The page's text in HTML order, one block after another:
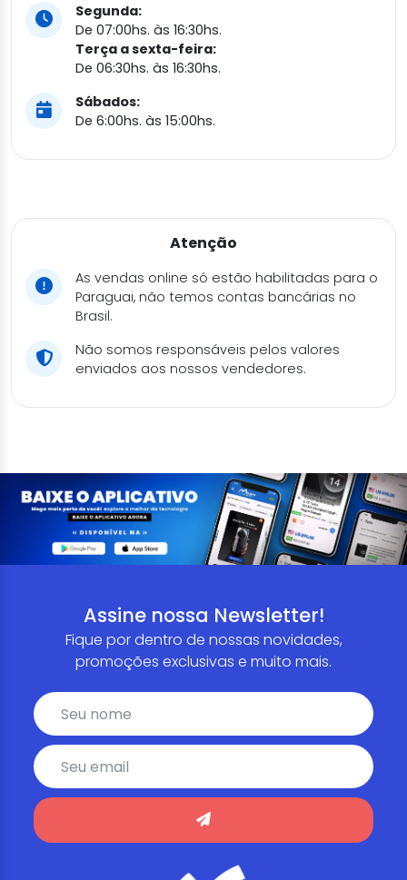
Segunda:
De 07:00hs. às 16:30hs.
Terça a sexta-feira:
De 06:30hs. às 16:30hs.
Sábados:
De 6:00hs. às 15:00hs.
Atenção
As vendas online só estão habilitadas para o
Paraguai, não temos contas bancárias no
Brasil.
Não somos responsáveis pelos valores
enviados aos nossos vendedores.
Assine nossa Newsletter!
Fique por dentro de nossas novidades,
promoções exclusivas e muito mais.